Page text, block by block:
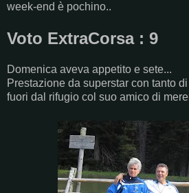
week-end è pochino..
Voto ExtraCorsa : 9
Domenica aveva appetito e sete...
Prestazione da superstar con tanto
fuori dal rifugio col suo amico di